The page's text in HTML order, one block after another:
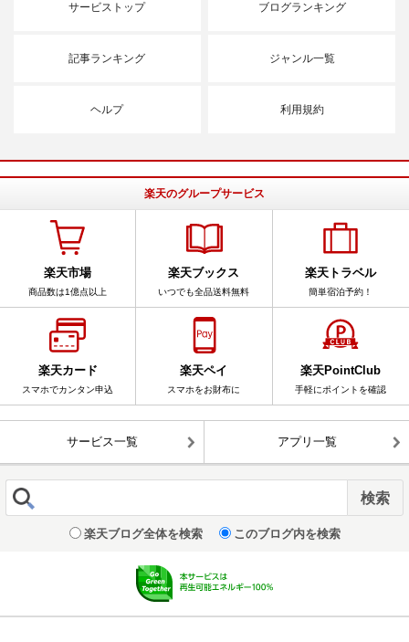
サービストップ ブログランキング
記事ランキング ジャンル一覧
ヘルプ 利用規約
楽天のグループサービス
楽天市場
商品数は1億点以上
楽天ブックス
いつでも全品送料無料
楽天トラベル
簡単宿泊予約！
楽天カード
スマホでカンタン申込
楽天ペイ
スマホをお財布に
楽天PointClub
手軽にポイントを確認
サービス一覧 アプリ一覧
楽天ブログ全体を検索 このブログ内を検索